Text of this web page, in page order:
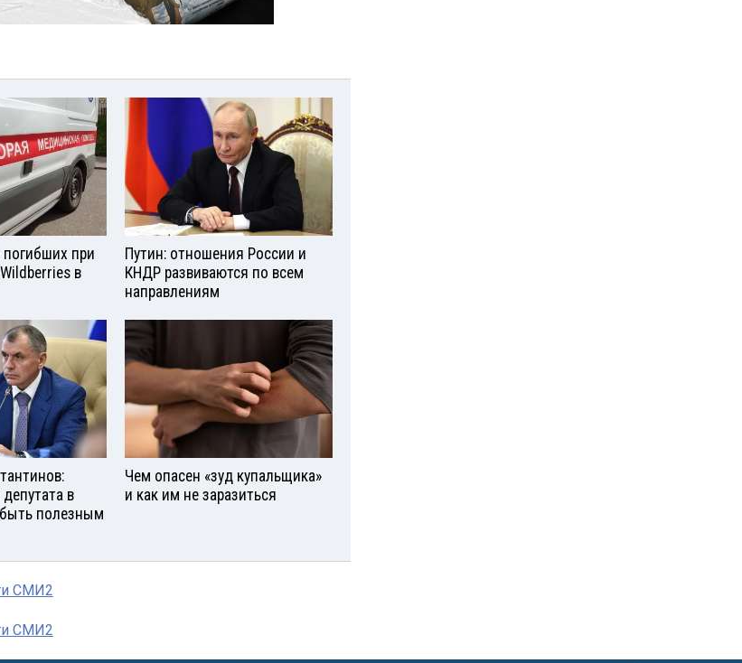
при
в
Путин: отношения России и
КНДР развиваются по всем
направлениям
в
полезным
Чем опасен «зуд купальщика»
и как им не заразиться
СМИ2
СМИ2